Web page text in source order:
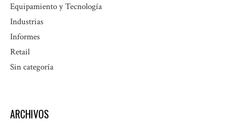
Equipamiento y Tecnología
Industrias
Informes
Retail
Sin categoría
ARCHIVOS